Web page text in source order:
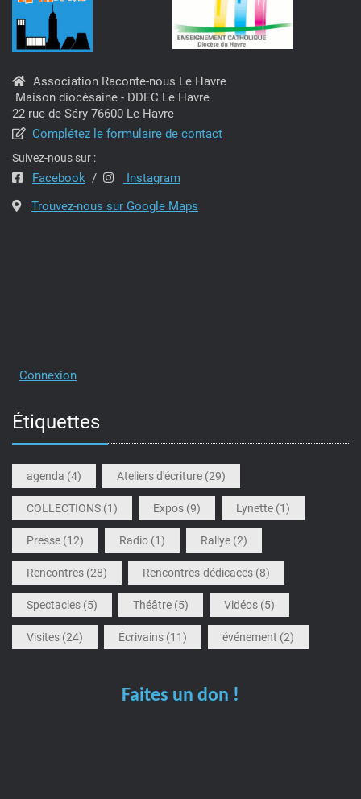
Association Raconte-nous Le Havre
Maison diocésaine - DDEC Le Havre
22 rue de Séry 76600 Le Havre
Complétez le formulaire de contact
Suivez-nous sur :
Facebook /
Instagram
Trouvez-nous sur Google Maps
Connexion
Étiquettes
agenda (4) Ateliers d'écriture (29)
COLLECTIONS (1) Expos (9) Lynette (1)
Presse (12) Radio (1) Rallye (2)
Rencontres (28) Rencontres-dédicaces (8)
Spectacles (5) Théâtre (5) Vidéos (5)
Visites (24) Écrivains (11) événement (2)
Faites un don !